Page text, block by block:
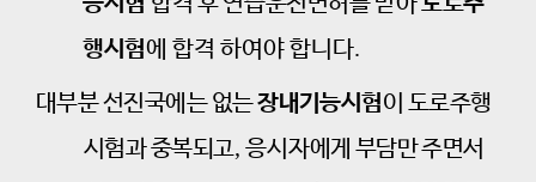
행시험에 합격 하여야 합니다.
대부분 선진국에는 없는장내기능시험이 도로주행
시험과 중복되고, 응시자에게 부담만 주면서